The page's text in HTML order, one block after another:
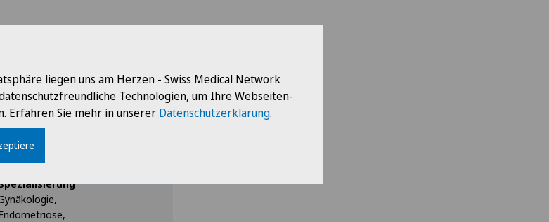
Obach
Dr. med. Angelika
liegen uns am Herzen - Swiss Medical Network
Technologien, um Ihre Webseiten-
Erfahren Sie mehr in unserer Datenschutzerklärung.